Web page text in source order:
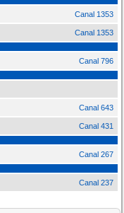
Canal 1353
Canal 1353
Canal 796
Canal 643
Canal 431
Canal 267
Canal 237